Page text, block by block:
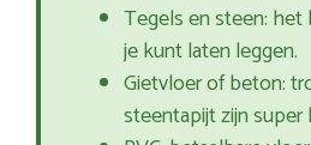
Tegels en steen:
je kunt laten leggen.
Gietvloer of beton:
steentapijt zijn